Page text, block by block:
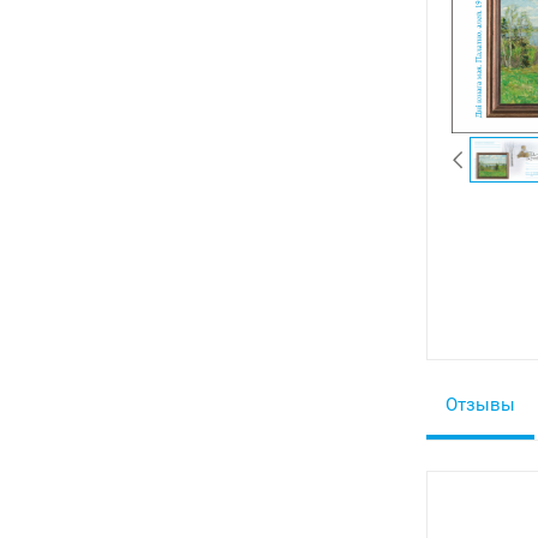
Отзывы